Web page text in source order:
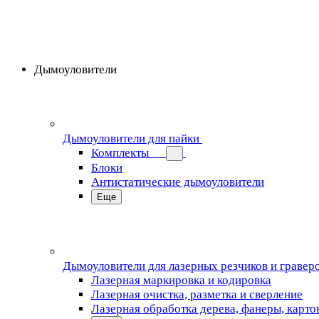
Дымоуловители
Дымоуловители для пайки
Комплекты
Блоки
Антистатические дымоуловители
Еще
Дымоуловители для лазерных резчиков и
Лазерная маркировка и кодировка
Лазерная очистка, разметка и сверление
Лазерная обработка дерева, фанеры,